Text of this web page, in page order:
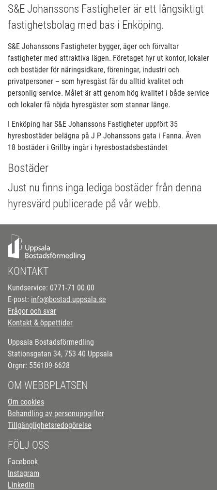
S&E Johanssons Fastigheter är ett långsiktigt
fastighetsbolag med bas i Enköping.
S&E Johanssons Fastigheter bygger, äger och förvaltar
fastigheter med attraktiva lägen. Företaget hyr ut kontor, lokaler
och bostäder för näringsidkare, föreningar, industri och
privatpersoner – som hyresgäst får du alltid kvalitet och
personlig service. Målet är att genom hög kvalitet i både service
och lokaler få nöjda hyresgäster som stannar länge.
I Enköping har S&E Johanssons Fastigheter uppfört 35
hyresbostäder belägna på J P Johanssons gata i Fanna. Även
18 bostäder i Grillby ingår i hyresbostadsbeståndet
Bostäder
Just nu finns inga lediga bostäder från denna
hyresvärd publicerade på vår webb.
KONTAKT
Kundservice: 0771-71 00 00
E-post: info@bostad.uppsala.se
Frågor och svar
Kontakt & öppettider
Uppsala Bostadsförmedling
Stationsgatan 34, 753 40 Uppsala
Orgnr: 556109-6628
OM WEBBPLATSEN
Om cookies
Behandling av personuppgifter
Tillgänglighetsredogörelse
FÖLJ OSS
Facebook
Instagram
LinkedIn